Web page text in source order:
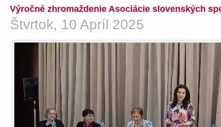
Výročné zhromaždenie Asociácie slovenských
Štvrtok, 10 Apríl 2025